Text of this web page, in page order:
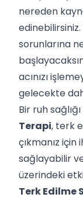
nereden
edinebilirsiniz.
sorunlarına
acınızı
gelecekte
Bir ruh
Terapi, terk
çıkmanız
sağlayabilir
üzerindeki
Terk Edilme